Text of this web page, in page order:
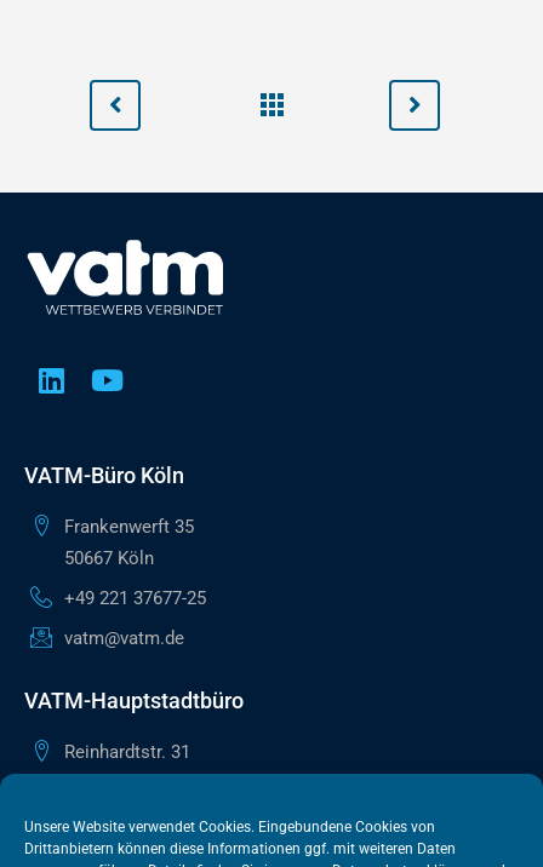
Unsere Website verwendet Cookies. Eingebundene Cookies von
Drittanbietern können diese Informationen ggf. mit weiteren Daten
VATM-Büro Köln
Frankenwerft 35
50667 Köln
+49 221 37677-25
vatm@vatm.de
VATM-Hauptstadtbüro
Reinhardtstr. 31
+49 30 505615-38